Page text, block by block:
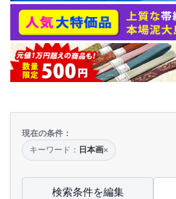
現在の条件：
キーワード： 日本画×
検索条件を編集